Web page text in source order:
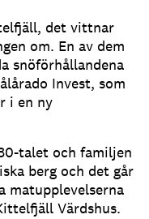
det vittnar
om. En av dem
snöförhållandena
Invest, som
i en ny
talet och familjen
berg och det går
matupplevelserna
Värdshus.